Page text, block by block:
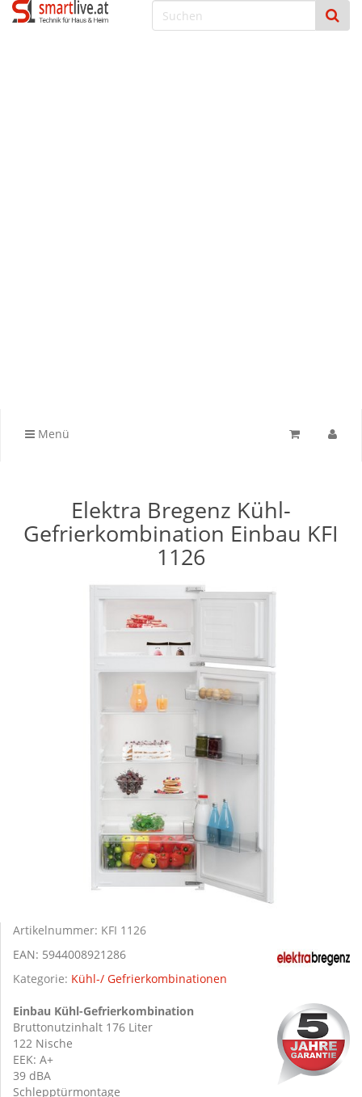
Menü
Elektra Bregenz Kühl-
Gefrierkombination Einbau KFI
1126
Artikelnummer: KFI 1126
EAN: 5944008921286
Kategorie: Kühl-/ Gefrierkombinationen
Einbau Kühl-Gefrierkombination
Bruttonutzinhalt 176 Liter
122 Nische
EEK: A+
39 dBA
Schlepptürmontage